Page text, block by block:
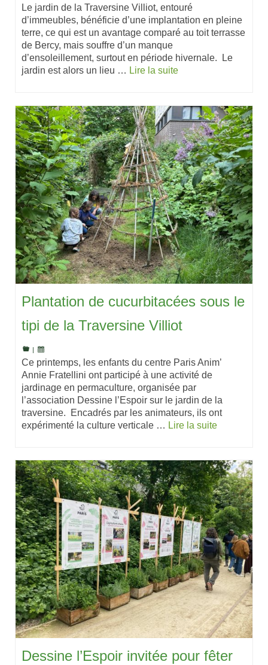
Le jardin de la Traversine Villiot, entouré
d’immeubles, bénéficie d’une implantation en pleine
terre, ce qui est un avantage comparé au toit terrasse
de Bercy, mais souffre d’un manque
d’ensoleillement, surtout en période hivernale. Le
jardin est alors un lieu … Lire la suite
Plantation de cucurbitacées sous le
tipi de la Traversine Villiot
|
Ce printemps, les enfants du centre Paris Anim’
Annie Fratellini ont participé à une activité de
jardinage en permaculture, organisée par
l’association Dessine l’Espoir sur le jardin de la
traversine. Encadrés par les animateurs, ils ont
expérimenté la culture verticale … Lire la suite
Dessine l’Espoir invitée pour fêter